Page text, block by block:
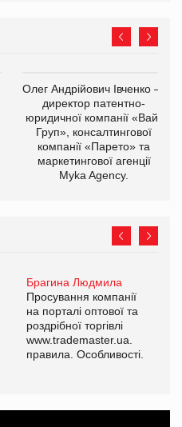
Олег Андрійович Івченко —
директор патентно-
юридичної компанії «Вайз
Груп», консалтингової
компанії «Парето» та
маркетингової агенції
Myka Agency.
Брагина Людмила
Просування компанії
на порталі оптової та
роздрібної торгівлі
www.trademaster.ua.
правила. Особливості.